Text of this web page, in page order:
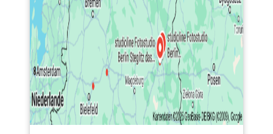
Fotografie
für
jeden
Anlass